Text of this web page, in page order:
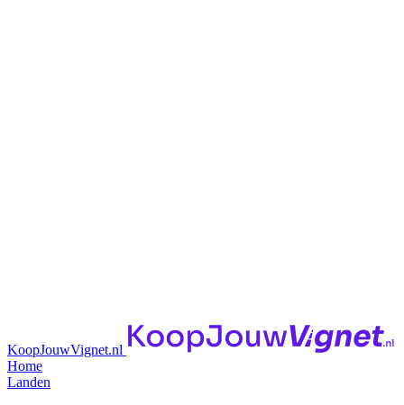
KoopJouwVignet.nl
Home
Landen